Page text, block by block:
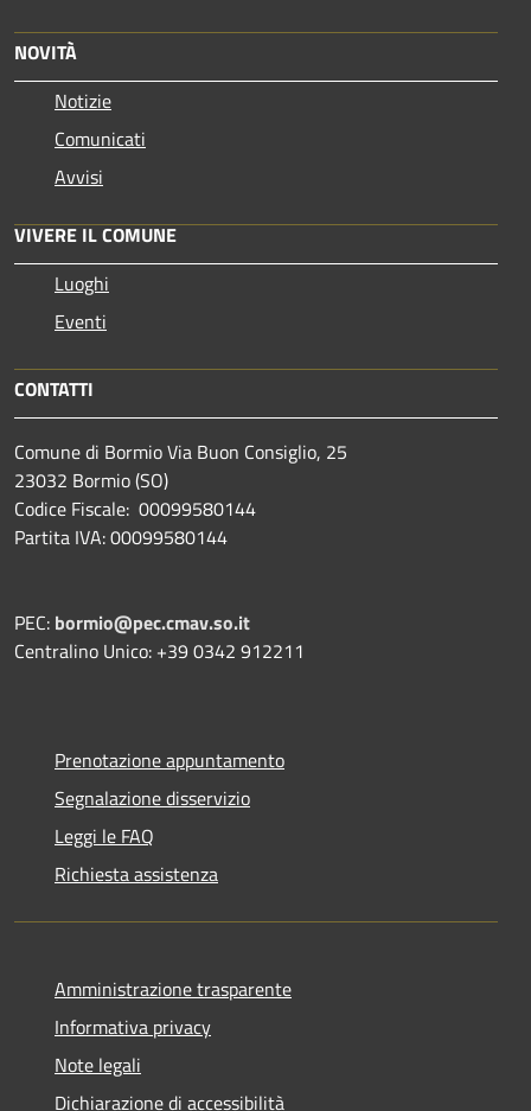
NOVITÀ
Notizie
Comunicati
Avvisi
VIVERE IL COMUNE
Luoghi
Eventi
CONTATTI
Comune di Bormio Via Buon Consiglio, 25
23032 Bormio (SO)
Codice Fiscale: 00099580144
Partita IVA: 00099580144
PEC: bormio@pec.cmav.so.it
Centralino Unico: +39 0342 912211
Prenotazione appuntamento
Segnalazione disservizio
Leggi le FAQ
Richiesta assistenza
Amministrazione trasparente
Informativa privacy
Note legali
Dichiarazione di accessibilità